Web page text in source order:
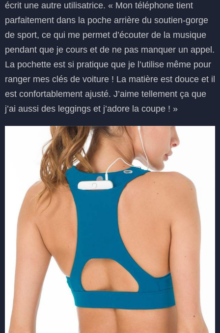
écrit une autre utilisatrice. « Mon téléphone tient
parfaitement dans la poche arrière du soutien-gorge
de sport, ce qui me permet d’écouter de la musique
pendant que je cours et de ne pas manquer un appel.
La pochette est si pratique que je l’utilise même pour
ranger mes clés de voiture ! La matière est douce et il
est confortablement ajusté. J’aime tellement ça que
j’ai aussi des leggings et j’adore la coupe ! »